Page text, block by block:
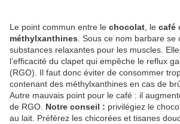
Le point commun entre le chocolat , le café
méthylxanthines . Sous ce nom barbare se
substances relaxantes pour les muscles.
l’efficacité du clapet qui empêche le reflux
(RGO). Il faut donc éviter de consommer
contenant des méthylxanthines en cas de
Autre mauvais point pour le café : il
de RGO. Notre conseil : privilégiez le
au lait. Préférez les chicorées et tisanes